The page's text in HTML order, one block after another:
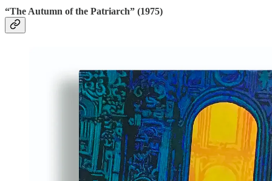
“The Autumn of the Patriarch” (1975)